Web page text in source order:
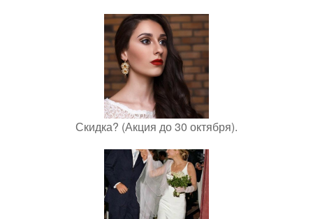
Скидка? (Акция до 30 октября).